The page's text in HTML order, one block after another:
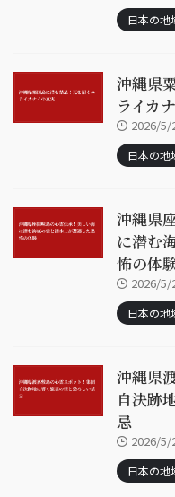
日本の地
沖縄県
ライカ
2026/5/
日本の地
沖縄県
に潜む
怖の体
2026/5/
日本の地
沖縄県
自決跡
忌
2026/5/
日本の地